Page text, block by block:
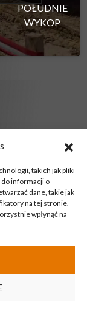
takich jak pliki
do informacji o
dane, takie jak
na tej stronie.
wpłynąć na
POŁUDNIE
WYKOP